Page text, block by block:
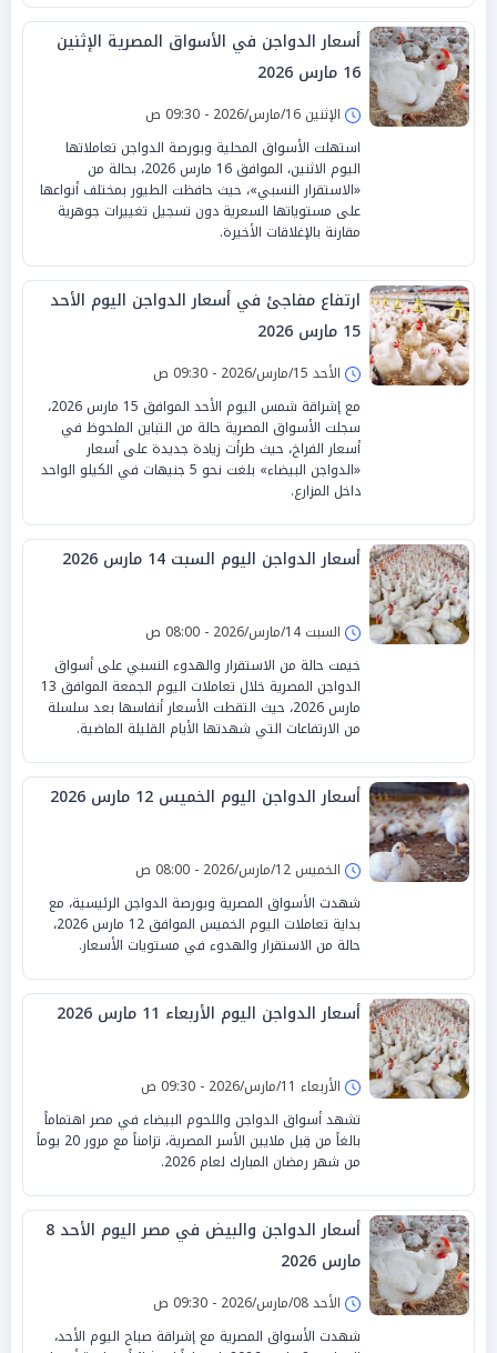
أسعار الدواجن في الأسواق المصرية الإثنين
16 مارس 2026
الإثنين 16/مارس/2026 - 09:30 ص
استهلت الأسواق المحلية وبورصة الدواجن تعاملاتها
اليوم الاثنين، الموافق 16 مارس 2026، بحالة من
«الاستقرار النسبي»، حيث حافظت الطيور بمختلف أنواعها
على مستوياتها السعرية دون تسجيل تغييرات جوهرية
مقارنة بالإغلاقات الأخيرة.
ارتفاع مفاجئ في أسعار الدواجن اليوم الأحد
15 مارس 2026
الأحد 15/مارس/2026 - 09:30 ص
مع إشراقة شمس اليوم الأحد الموافق 15 مارس 2026،
سجلت الأسواق المصرية حالة من التباين الملحوظ في
أسعار الفراخ، حيث طرأت زيادة جديدة على أسعار
«الدواجن البيضاء» بلغت نحو 5 جنيهات في الكيلو الواحد
داخل المزارع.
أسعار الدواجن اليوم السبت 14 مارس 2026
السبت 14/مارس/2026 - 08:00 ص
خيمت حالة من الاستقرار والهدوء النسبي على أسواق
الدواجن المصرية خلال تعاملات اليوم الجمعة الموافق 13
مارس 2026، حيث التقطت الأسعار أنفاسها بعد سلسلة
من الارتفاعات التي شهدتها الأيام القليلة الماضية.
أسعار الدواجن اليوم الخميس 12 مارس 2026
الخميس 12/مارس/2026 - 08:00 ص
شهدت الأسواق المصرية وبورصة الدواجن الرئيسية، مع
بداية تعاملات اليوم الخميس الموافق 12 مارس 2026،
حالة من الاستقرار والهدوء في مستويات الأسعار.
أسعار الدواجن اليوم الأربعاء 11 مارس 2026
الأربعاء 11/مارس/2026 - 09:30 ص
تشهد أسواق الدواجن واللحوم البيضاء في مصر اهتماماً
بالغاً من قِبل ملايين الأسر المصرية، تزامناً مع مرور 20 يوماً
من شهر رمضان المبارك لعام 2026.
أسعار الدواجن والبيض في مصر اليوم الأحد 8
مارس 2026
الأحد 08/مارس/2026 - 09:30 ص
شهدت الأسواق المصرية مع إشراقة صباح اليوم الأحد،